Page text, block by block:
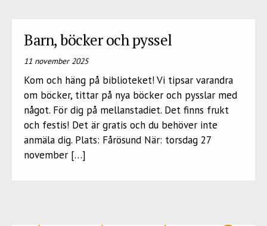
Barn, böcker och pyssel
11 november 2025
Kom och häng på biblioteket! Vi tipsar varandra
om böcker, tittar på nya böcker och pysslar med
något. För dig på mellanstadiet. Det finns frukt
och festis! Det är gratis och du behöver inte
anmäla dig. Plats: Fårösund När: torsdag 27
november […]